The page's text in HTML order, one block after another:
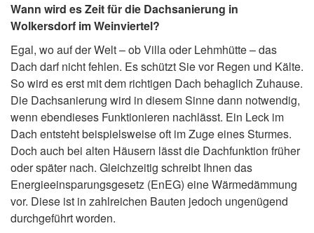
Wann wird es Zeit für die Dachsanierung in
Wolkersdorf im Weinviertel?
Egal, wo auf der Welt – ob Villa oder Lehmhütte – das
Dach darf nicht fehlen. Es schützt Sie vor Regen und Kälte.
So wird es erst mit dem richtigen Dach behaglich Zuhause.
Die Dachsanierung wird in diesem Sinne dann notwendig,
wenn ebendieses Funktionieren nachlässt. Ein Leck im
Dach entsteht beispielsweise oft im Zuge eines Sturmes.
Doch auch bei alten Häusern lässt die Dachfunktion früher
oder später nach. Gleichzeitig schreibt Ihnen das
Energieeinsparungsgesetz (EnEG) eine Wärmedämmung
vor. Diese ist in zahlreichen Bauten jedoch ungenügend
durchgeführt worden.